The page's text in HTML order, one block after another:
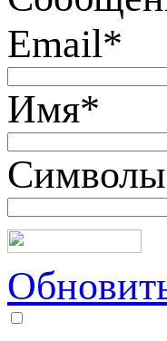
Email*
Имя*
Символы